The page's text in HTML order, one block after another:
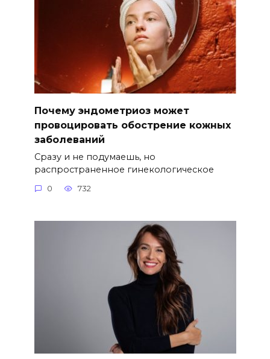
Почему эндометриоз может
провоцировать обострение кожных
заболеваний
Сразу и не подумаешь, но
распространенное гинекологическое
0 732